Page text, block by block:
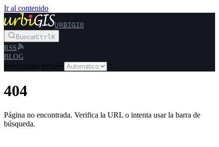
Ir al contenido
URBIGIS
BuscarCtrlK
RSS
BLOG
Seleccionar tema
404
Página no encontrada. Verifica la URL o intenta usar la barra de
búsqueda.